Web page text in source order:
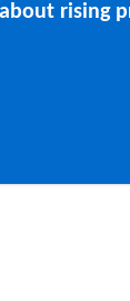
rising